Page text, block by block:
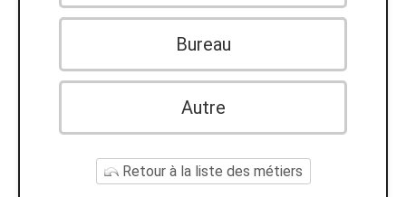
Bureau
Autre
Retour à la liste des métiers